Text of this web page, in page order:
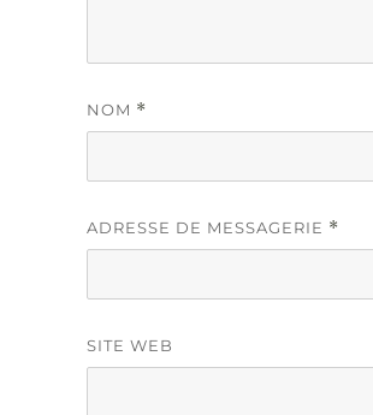
NOM *
ADRESSE DE MESSAGERIE *
SITE WEB